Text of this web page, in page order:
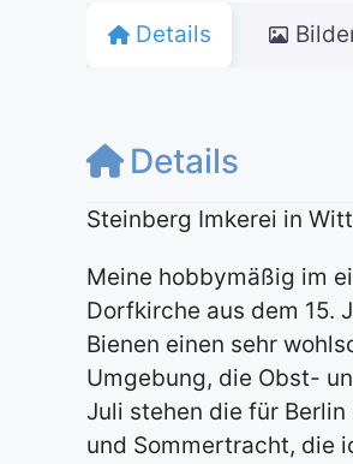
Details
Details
Steinberg Imkerei in
Meine hobbymäßig im
Dorfkirche aus dem 15.
Bienen einen sehr
Umgebung, die Obst-
Juli stehen die für
und Sommertracht, die